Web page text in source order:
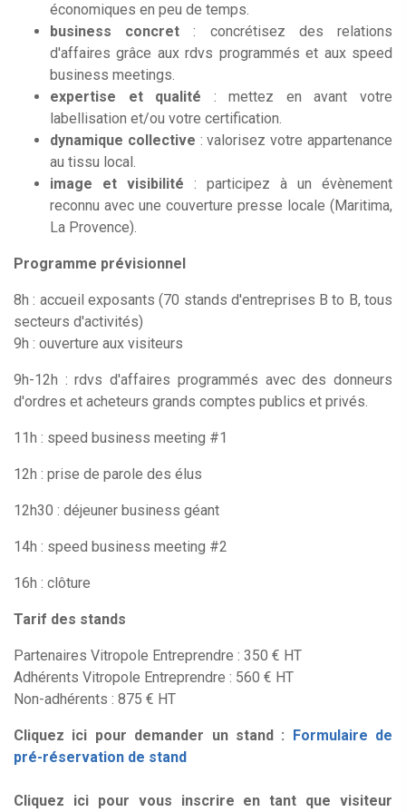
économiques en peu de temps.
business concret : concrétisez des relations
d'affaires grâce aux rdvs programmés et aux speed
business meetings.
expertise et qualité : mettez en avant votre
labellisation et/ou votre certification.
dynamique collective : valorisez votre appartenance
au tissu local.
image et visibilité : participez à un évènement
reconnu avec une couverture presse locale (Maritima,
La Provence).
Programme prévisionnel
8h : accueil exposants (70 stands d'entreprises B to B, tous
secteurs d'activités)
9h : ouverture aux visiteurs
9h-12h : rdvs d'affaires programmés avec des donneurs
d'ordres et acheteurs grands comptes publics et privés.
11h : speed business meeting #1
12h : prise de parole des élus
12h30 : déjeuner business géant
14h : speed business meeting #2
16h : clôture
Tarif des stands
Partenaires Vitropole Entreprendre : 350 € HT
Adhérents Vitropole Entreprendre : 560 € HT
Non-adhérents : 875 € HT
Cliquez ici pour demander un stand : Formulaire de
pré-réservation de stand
Cliquez ici pour vous inscrire en tant que visiteur